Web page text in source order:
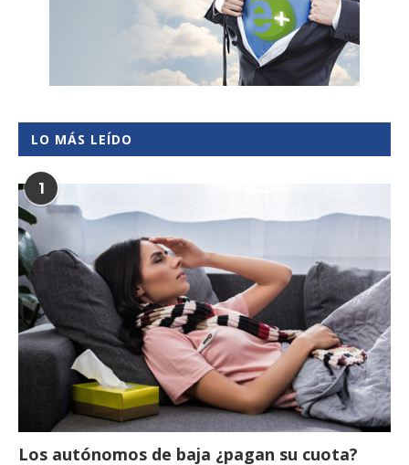
LO MÁS LEÍDO
1
Los autónomos de baja ¿pagan su cuota?